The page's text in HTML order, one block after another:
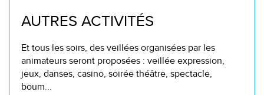
AUTRES ACTIVITÉS
Et tous les soirs, des veillées organisées par les
animateurs seront proposées : veillée expression,
jeux, danses, casino, soirée théâtre, spectacle,
boum...